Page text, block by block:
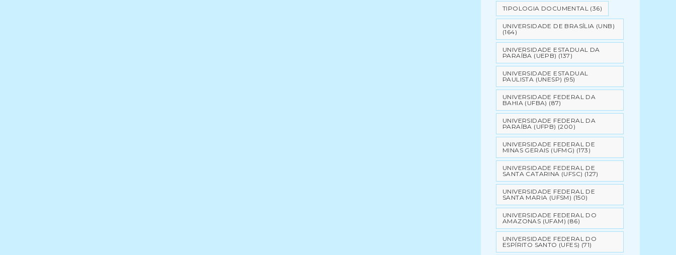
TIPOLOGIA DOCUMENTAL (36)
UNIVERSIDADE DE BRASÍLIA (UNB)
(164)
UNIVERSIDADE ESTADUAL DA
PARAÍBA (UEPB) (137)
UNIVERSIDADE ESTADUAL
PAULISTA (UNESP) (95)
UNIVERSIDADE FEDERAL DA
BAHIA (UFBA) (87)
UNIVERSIDADE FEDERAL DA
PARAÍBA (UFPB) (200)
UNIVERSIDADE FEDERAL DE
MINAS GERAIS (UFMG) (173)
UNIVERSIDADE FEDERAL DE
SANTA CATARINA (UFSC) (127)
UNIVERSIDADE FEDERAL DE
SANTA MARIA (UFSM) (150)
UNIVERSIDADE FEDERAL DO
AMAZONAS (UFAM) (86)
UNIVERSIDADE FEDERAL DO
ESPÍRITO SANTO (UFES) (71)